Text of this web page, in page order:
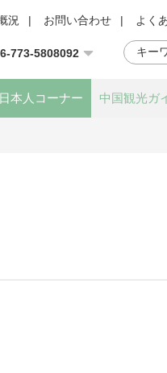
況 | お問い合わせ | よく
773-5808092
本人コーナー 中国観光ガ